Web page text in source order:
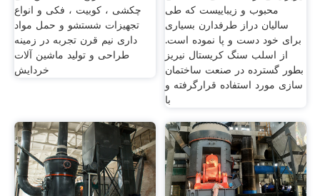
چکشی ، کوبیت ، فکی و انواع
تجهیزات شستشو و حمل مواد
داری نيم قرن تجربه در زمينه
طراحی و توليد ماشين آلات
خردايش
محبوب و زیباییست که طی
سالیان دراز طرفدارن بسیاری
برای خود دست و پا نموده است.
از اسلب سنگ کریستال نیریز
بطور گسترده در صنعت ساختمان
سازی مورد استفاده قرارگرفته و
با